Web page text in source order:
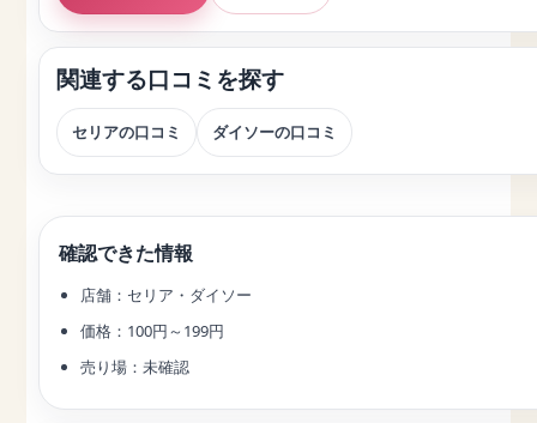
関連する口コミを探す
セリアの口コミ ダイソーの口コミ
確認できた情報
店舗：セリア・ダイソー
価格：100円～199円
売り場：未確認